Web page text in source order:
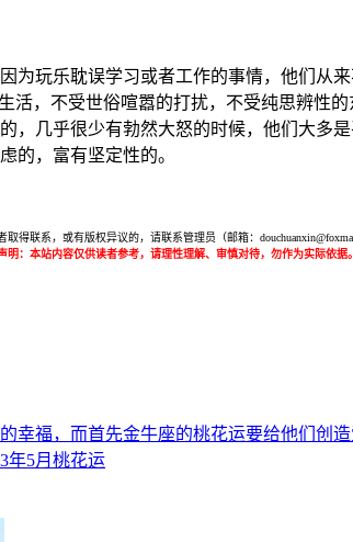
为玩乐耽误学习或者工作的事情，他们从
活，不受世俗喧嚣的打扰，不受纯思辨性
，几乎很少有勃然大怒的时候，他们大
的，富有坚定性的。
得联系，或有版权异议的，请联系管理员（邮箱：
明：本站内容仅供读者参考，请理性理解、审慎对待，勿作为实际依据。
幸福，而首先金牛座的桃花运要给他们创
年5月桃花运